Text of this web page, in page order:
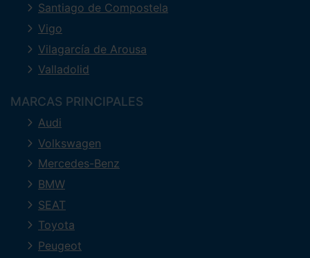
Santiago de Compostela
Vigo
Vilagarcía de Arousa
Valladolid
MARCAS PRINCIPALES
Audi
Volkswagen
Mercedes-Benz
BMW
SEAT
Toyota
Peugeot